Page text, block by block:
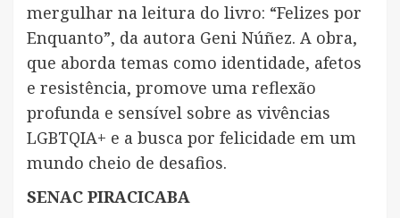
mergulhar na leitura do livro: “Felizes por
Enquanto”, da autora Geni Núñez. A obra,
que aborda temas como identidade, afetos
e resistência, promove uma reflexão
profunda e sensível sobre as vivências
LGBTQIA+ e a busca por felicidade em um
mundo cheio de desafios.
SENAC PIRACICABA